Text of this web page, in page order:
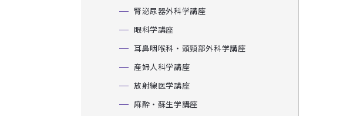
腎泌尿器外科学講座
眼科学講座
耳鼻咽喉科・頭頸部外科学講座
産婦人科学講座
放射線医学講座
麻酔・蘇生学講座